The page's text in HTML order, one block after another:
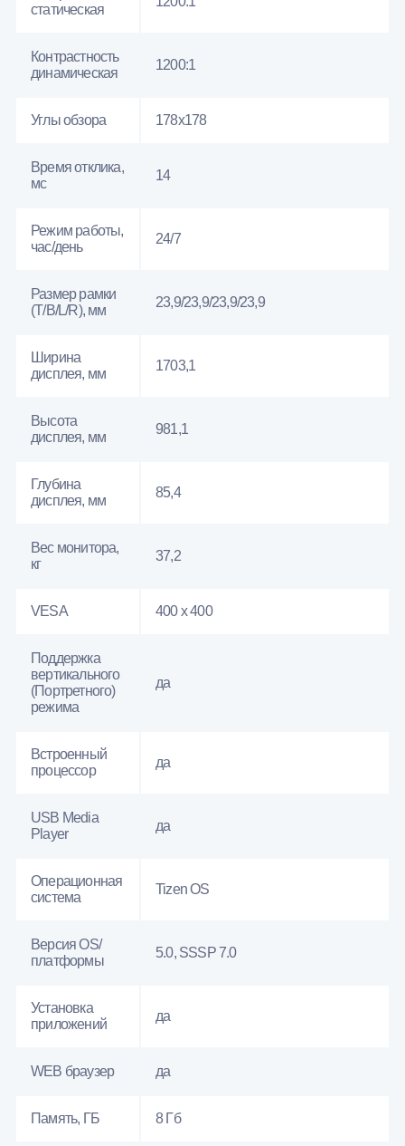
статическая
Контрастность
динамическая
1200:1
Углы обзора 178x178
Время отклика,
мс
14
Режим работы,
час/день
24/7
Размер рамки
(T/B/L/R), мм
23,9/23,9/23,9/23,9
Ширина
дисплея, мм
1703,1
Высота
дисплея, мм
981,1
Глубина
дисплея, мм
85,4
Вес монитора,
кг
37,2
VESA 400 x 400
Поддержка
вертикального
(Портретного)
режима
да
Встроенный
процессор
да
USB Media
Player
да
Операционная
система
Tizen OS
Версия OS/
платформы
5.0, SSSP 7.0
Установка
приложений
да
WEB браузер да
Память, ГБ 8 Гб